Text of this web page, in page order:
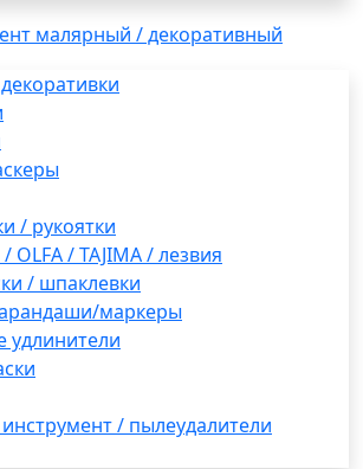
малярный / декоративный
/ рукоятки
/ TAJIMA / лезвия
/ шпаклевки
маркеры
удлинители
/ пылеудалители